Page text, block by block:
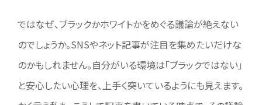
ではなぜ、ブラックかホワイトかをめぐる議論が絶えない
のでしょうか。SNSやネット記事が注目を集めたいだけな
のかもしれません。自分がいる環境は「ブラックではない」
と安心したい心理を、上手く突いているようにも見えます。